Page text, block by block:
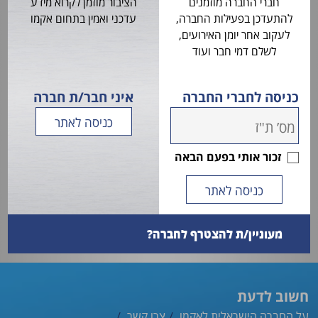
חשוב לדעת
להתעדכן בפעילות החברה,
לעקוב אחר יומן האירועים,
לשלם דמי חבר ועוד
כניסה לחברי החברה
זכור אותי בפעם הבאה
עדכני ואמין בתחום אקמו
איני חבר/ת חברה
מעוניין/ת להצטרף לחברה?